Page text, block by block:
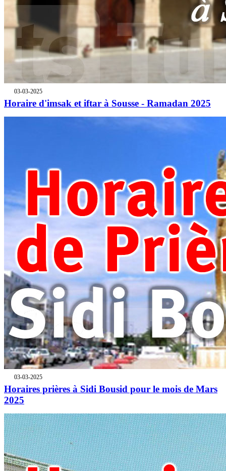
03-03-2025
Horaire d'imsak et iftar à Sousse - Ramadan 2025
03-03-2025
Horaires prières à Sidi Bousid pour le mois de Mars
2025